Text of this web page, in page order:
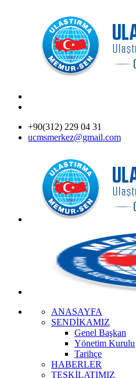
+90(312) 229 04 31
ucmsmerkez@gmail.com
ANASAYFA
SENDİKAMIZ
Genel Başkan
Yönetim Kurulu
Tarihçe
HABERLER
TEŞKİLATIMIZ